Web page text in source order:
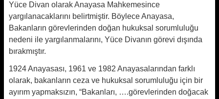
Yüce Divan olarak Anayasa Mahkemesince
yargılanacaklarını belirtmiştir. Böylece Anayasa,
Bakanların görevlerinden doğan hukuksal sorumluluğu
nedeni ile yargılanmalarını, Yüce Divanın görevi dışında
bırakmıştır.
1924 Anayasası, 1961 ve 1982 Anayasalarından farklı
olarak, bakanların ceza ve hukuksal sorumluluğu için bir
ayırım yapmaksızın, “Bakanları, ….görevlerinden doğacak